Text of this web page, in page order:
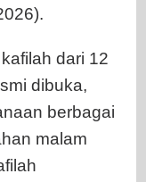
dari 12
dibuka,
berbagai
malam